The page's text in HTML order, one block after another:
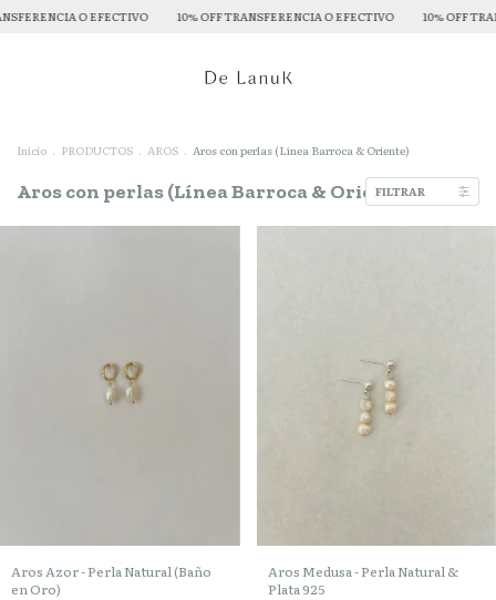
10% OFF TRANSFERENCIA O EFECTIVO 10% OFF TRANSFERENCIA O
Inicio . PRODUCTOS . AROS . Aros con perlas (Línea Barroca & Oriente)
Aros con perlas (Línea Barroca & Oriente)
FILTRAR
Aros Azor - Perla Natural (Baño
en Oro)
Aros Medusa - Perla Natural &
Plata 925